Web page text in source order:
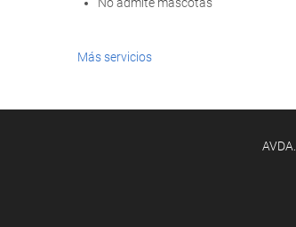
No admite mascotas
Comida y bebida
Bar
Más servicios